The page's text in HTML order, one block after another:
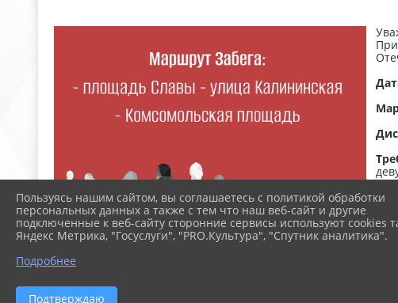
Пользуясь нашим сайтом, вы соглашаетесь с политикой обработки
персональных данных а также с тем что наш веб-сайт и другие
подключенные к веб-сайту сторонние сервисы используют cookies
Яндекс Метрика, "Госуслуги", "PRO.Культура", "Спутник аналитика".
Подробнее
Подтверждаю